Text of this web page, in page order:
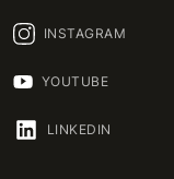
INSTAGRAM
YOUTUBE
LINKEDIN